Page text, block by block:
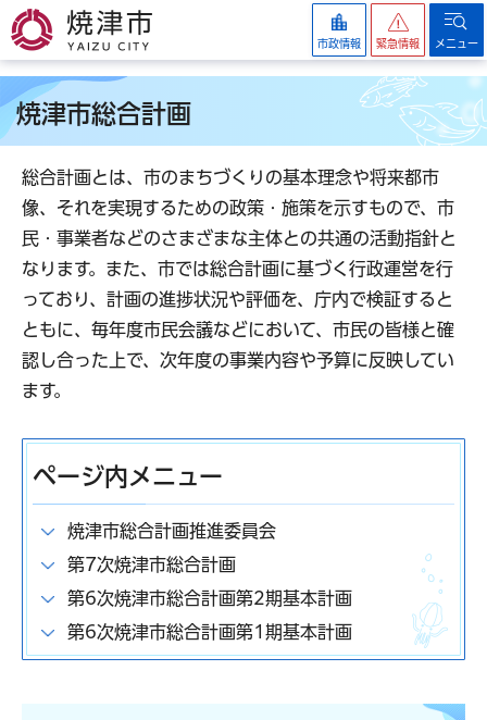
焼津市
市政情報 緊急情報 メニュー
焼津市総合計画
総合計画とは、市のまちづくりの基本理念や将来都市
像、それを実現するための政策・施策を示すもので、市
民・事業者などのさまざまな主体との共通の活動指針と
なります。また、市では総合計画に基づく行政運営を行
っており、計画の進捗状況や評価を、庁内で検証すると
ともに、毎年度市民会議などにおいて、市民の皆様と確
認し合った上で、次年度の事業内容や予算に反映してい
ます。
ページ内メニュー
焼津市総合計画推進委員会
第7次焼津市総合計画
第6次焼津市総合計画第2期基本計画
第6次焼津市総合計画第1期基本計画